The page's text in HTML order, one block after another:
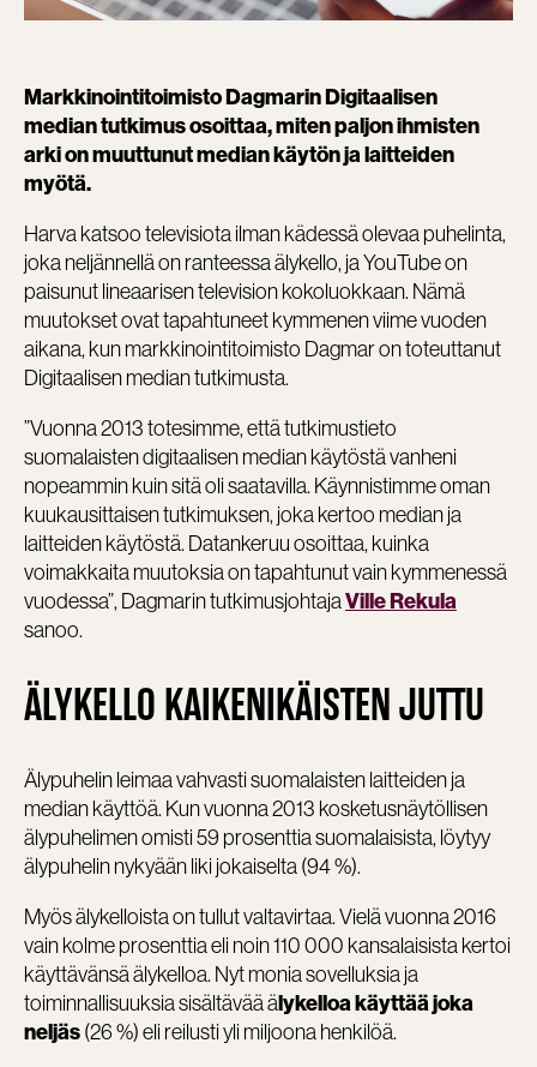
Markkinointitoimisto Dagmarin Digitaalisen
median tutkimus osoittaa, miten paljon ihmisten
arki on muuttunut median käytön ja laitteiden
myötä.
Harva katsoo televisiota ilman kädessä olevaa puhelinta,
joka neljännellä on ranteessa älykello, ja YouTube on
paisunut lineaarisen television kokoluokkaan. Nämä
muutokset ovat tapahtuneet kymmenen viime vuoden
aikana, kun markkinointitoimisto Dagmar on toteuttanut
Digitaalisen median tutkimusta.
”Vuonna 2013 totesimme, että tutkimustieto
suomalaisten digitaalisen median käytöstä vanheni
nopeammin kuin sitä oli saatavilla. Käynnistimme oman
kuukausittaisen tutkimuksen, joka kertoo median ja
laitteiden käytöstä. Datankeruu osoittaa, kuinka
voimakkaita muutoksia on tapahtunut vain kymmenessä
vuodessa”, Dagmarin tutkimusjohtajaVille Rekula
sanoo.
ÄLYKELLO KAIKENIKÄISTEN JUTTU
Älypuhelin leimaa vahvasti suomalaisten laitteiden ja
median käyttöä. Kun vuonna 2013 kosketusnäytöllisen
älypuhelimen omisti 59 prosenttia suomalaisista, löytyy
älypuhelin nykyään liki jokaiselta (94 %).
Myös älykelloista on tullut valtavirtaa. Vielä vuonna 2016
vain kolme prosenttia eli noin 110 000 kansalaisista kertoi
käyttävänsä älykelloa. Nyt monia sovelluksia ja
toiminnallisuuksia sisältävää älykelloa käyttää joka
neljäs(26 %) eli reilusti yli miljoona henkilöä.